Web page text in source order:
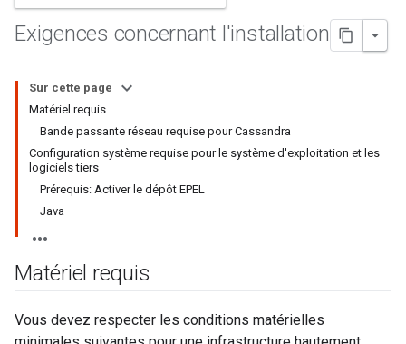
Exigences concernant l'installation
Sur cette page
Matériel requis
Bande passante réseau requise pour Cassandra
Configuration système requise pour le système d'exploitation et les
logiciels tiers
Prérequis: Activer le dépôt EPEL
Java
Matériel requis
Vous devez respecter les conditions matérielles